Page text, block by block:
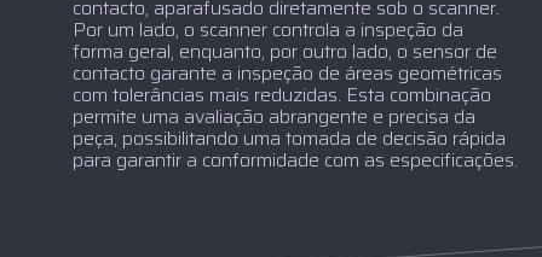
contacto, aparafusado diretamente sob o scanner.
Por um lado, o scanner controla a inspeção da
forma geral, enquanto, por outro lado, o sensor de
contacto garante a inspeção de áreas geométricas
com tolerâncias mais reduzidas. Esta combinação
permite uma avaliação abrangente e precisa da
peça, possibilitando uma tomada de decisão rápida
para garantir a conformidade com as especificações.